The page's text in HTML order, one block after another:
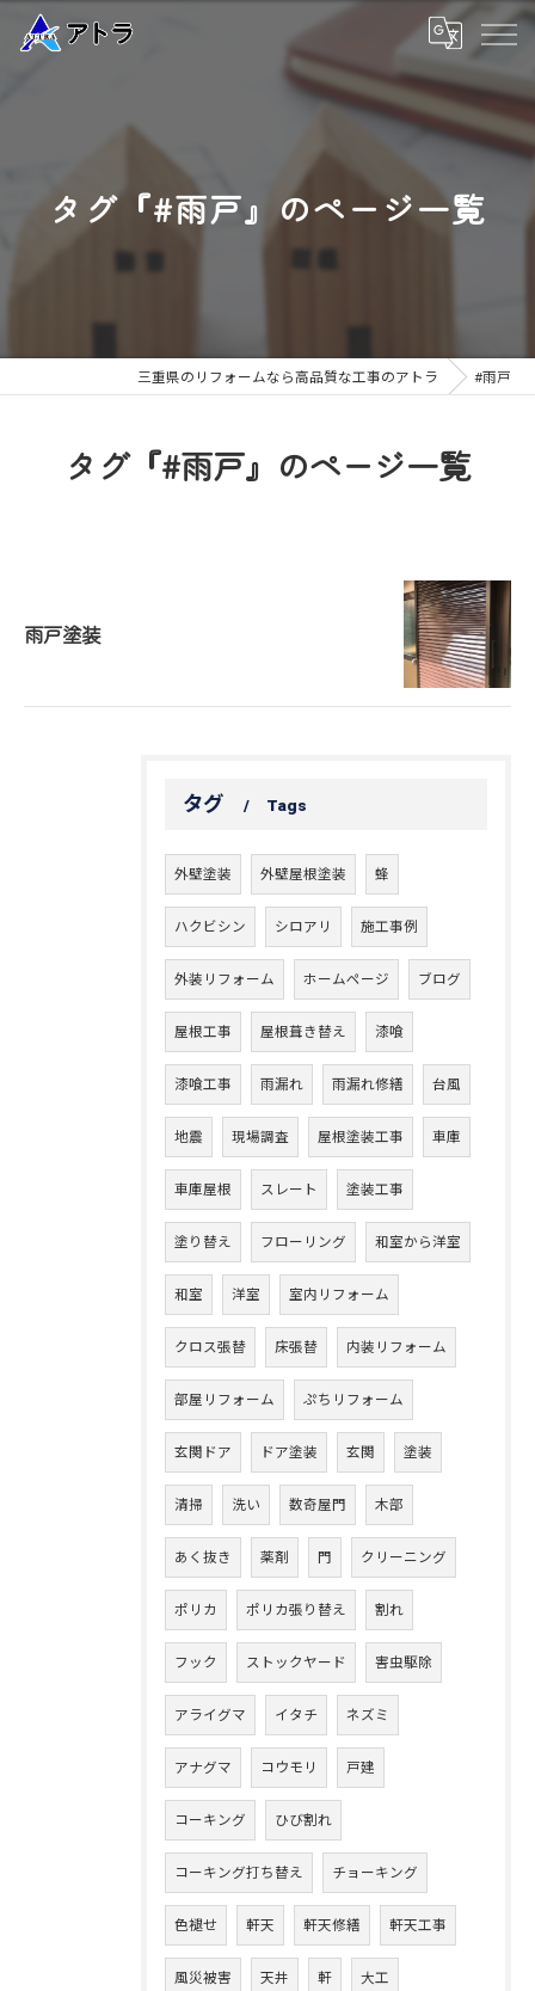
タグ『#雨戸』のページ一覧
三重県のリフォームなら高品質な工事のアトラ #雨戸
タグ『#雨戸』のページ一覧
雨戸塗装
タグ Tags
外壁塗装 外壁屋根塗装 蜂
ハクビシン シロアリ 施工事例
外装リフォーム ホームページ ブログ
屋根工事 屋根葺き替え 漆喰
漆喰工事 雨漏れ 雨漏れ修繕 台風
地震 現場調査 屋根塗装工事 車庫
車庫屋根 スレート 塗装工事
塗り替え フローリング 和室から洋室
和室 洋室 室内リフォーム
クロス張替 床張替 内装リフォーム
部屋リフォーム ぷちリフォーム
玄関ドア ドア塗装 玄関 塗装
清掃 洗い 数奇屋門 木部
あく抜き 薬剤 門 クリーニング
ポリカ ポリカ張り替え 割れ
フック ストックヤード 害虫駆除
アライグマ イタチ ネズミ
アナグマ コウモリ 戸建
コーキング ひび割れ
コーキング打ち替え チョーキング
色褪せ 軒天 軒天修繕 軒天工事
風災被害 天井 軒 大工